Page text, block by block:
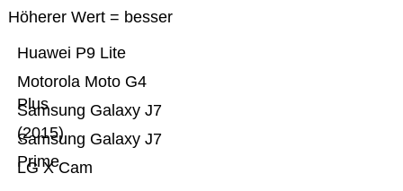
Höherer Wert = besser
LG X Cam
Samsung Galaxy J7
Prime
Samsung Galaxy J7
(2015)
Motorola Moto G4
Plus
Huawei P9 Lite